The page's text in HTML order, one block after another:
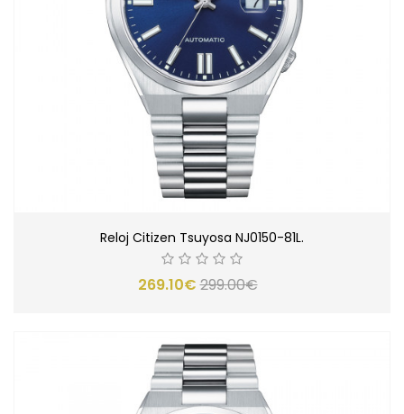
Reloj Citizen Tsuyosa NJ0150-81L.
269.10€299.00€